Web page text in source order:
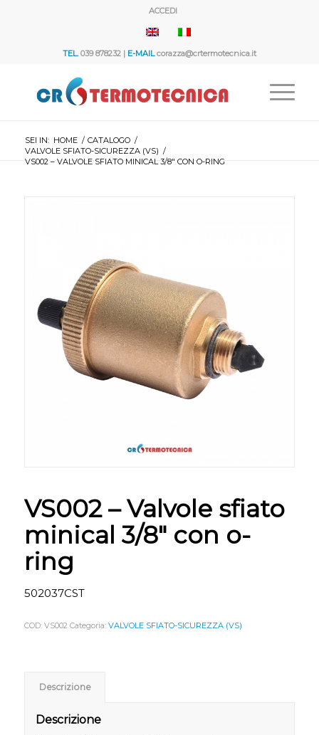
ACCEDI
TEL.039 878232 | E-MAILcorazza@crtermotecnica.it
SEI IN: HOME / CATALOGO /
VALVOLE SFIATO-SICUREZZA (VS) /
VS002 – VALVOLE SFIATO MINICAL 3/8″ CON O-RING
VS002 – Valvole sfiato
minical 3/8″ con o-
ring
502037CST
COD: VS002 Categoria: VALVOLE SFIATO-SICUREZZA (VS)
Descrizione
Descrizione